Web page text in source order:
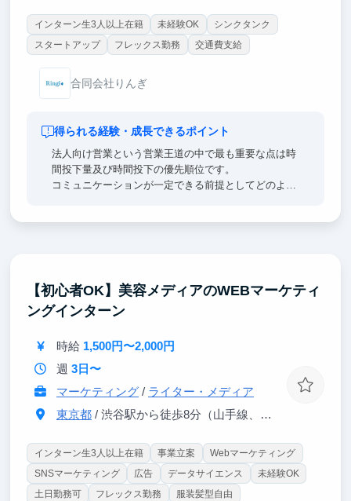
インターン生3人以上在籍 未経験OK
シンクタンク
スタートアップ
フレックス勤務 交通費支給
合同会社りんぎ
得られる経験・成長できるポイント
法人向け営業という営業王道の中で最も重要な点は時
間投下量及び時間投下の優先順位です。
コミュニケーションが一定できる前提としてどのよう
【初心者OK】美容メディアのWEBマーケティ
ングインターン
時給 1,500円〜2,000円
週 3日〜
マーケティング/ ライター・メディア
東京都/ 渋谷駅から徒歩8分（山手線、埼京線、銀座線、半蔵門線、ほか）
インターン生3人以上在籍 事業立案
Webマーケティング
SNSマーケティング
広告 データサイエンス
未経験OK
土日勤務可
フレックス勤務 服装髪型自由